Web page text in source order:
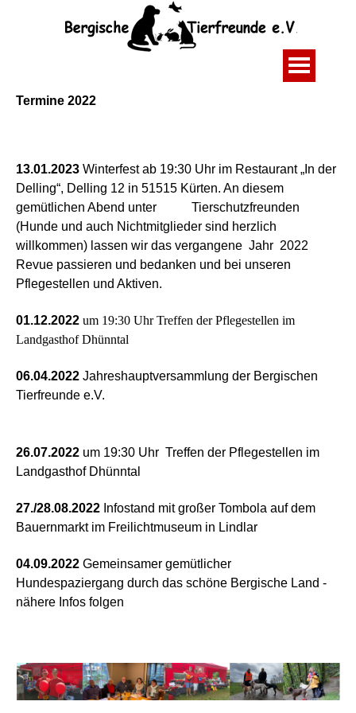
Termine 2022
13.01.2023 Winterfest ab 19:30 Uhr im Restaurant „In der
Delling“, Delling 12 in 51515 Kürten. An diesem
gemütlichen Abend unter Tierschutzfreunden
(Hunde und auch Nichtmitglieder sind herzlich
willkommen) lassen wir das vergangene Jahr 2022
Revue passieren und bedanken und bei unseren
Pflegestellen und Aktiven.
01.12.2022 um 19:30 Uhr Treffen der Pflegestellen im
Landgasthof Dhünntal
06.04.2022 Jahreshauptversammlung der Bergischen
Tierfreunde e.V.
26.07.2022 um 19:30 Uhr Treffen der Pflegestellen im
Landgasthof Dhünntal
27./28.08.2022 Infostand mit großer Tombola auf dem
Bauernmarkt im Freilichtmuseum in Lindlar
04.09.2022 Gemeinsamer gemütlicher
Hundespaziergang durch das schöne Bergische Land -
nähere Infos folgen